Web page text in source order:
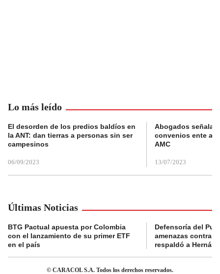
Lo más leído
El desorden de los predios baldíos en
la ANT: dan tierras a personas sin ser
campesinos
06/09/2023
Abogados
convenios ente
AMC
13/07/2023
Últimas Noticias
BTG Pactual apuesta por Colombia
con el lanzamiento de su primer ETF
en el país
Defensoría del
amenazas contra
respaldó a Hernán
© CARACOL S.A. Todos los derechos reservados.